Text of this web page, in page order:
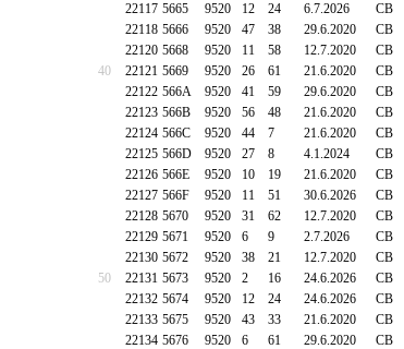
22117 5665 9520 12 24 6.7.2026 CB
22118 5666 9520 47 38 29.6.2020 CB
22120 5668 9520 11 58 12.7.2020 CB
40
22121 5669 9520 26 61 21.6.2020 CB
22122 566A 9520 41 59 29.6.2020 CB
22123 566B 9520 56 48 21.6.2020 CB
22124 566C 9520 44 7 21.6.2020 CB
22125 566D 9520 27 8 4.1.2024 CB
22126 566E 9520 10 19 21.6.2020 CB
22127 566F 9520 11 51 30.6.2026 CB
22128 5670 9520 31 62 12.7.2020 CB
22129 5671 9520 6 9 2.7.2026 CB
22130 5672 9520 38 21 12.7.2020 CB
50
22131 5673 9520 2 16 24.6.2026 CB
22132 5674 9520 12 24 24.6.2026 CB
22133 5675 9520 43 33 21.6.2020 CB
22134 5676 9520 6 61 29.6.2020 CB